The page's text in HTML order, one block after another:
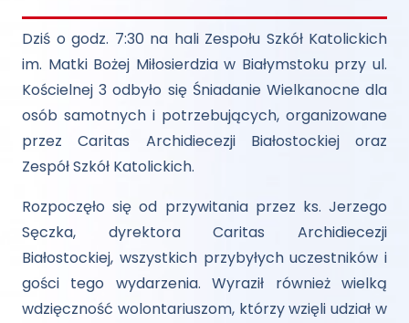
Dziś o godz. 7:30 na hali Zespołu Szkół Katolickich
im. Matki Bożej Miłosierdzia w Białymstoku przy ul.
Kościelnej 3 odbyło się Śniadanie Wielkanocne dla
osób samotnych i potrzebujących, organizowane
przez Caritas Archidiecezji Białostockiej oraz
Zespół Szkół Katolickich.
Rozpoczęło się od przywitania przez ks. Jerzego
Sęczka, dyrektora Caritas Archidiecezji
Białostockiej, wszystkich przybyłych uczestników i
gości tego wydarzenia. Wyraził również wielką
wdzięczność wolontariuszom, którzy wzięli udział w